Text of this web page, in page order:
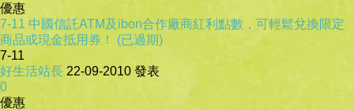
優惠
7-11 中國信託ATM及ibon合作廠商紅利點數，可輕鬆兌換限定
商品或現金抵用券！ (已過期)
7-11
好生活站長 22-09-2010 發表
0
優惠